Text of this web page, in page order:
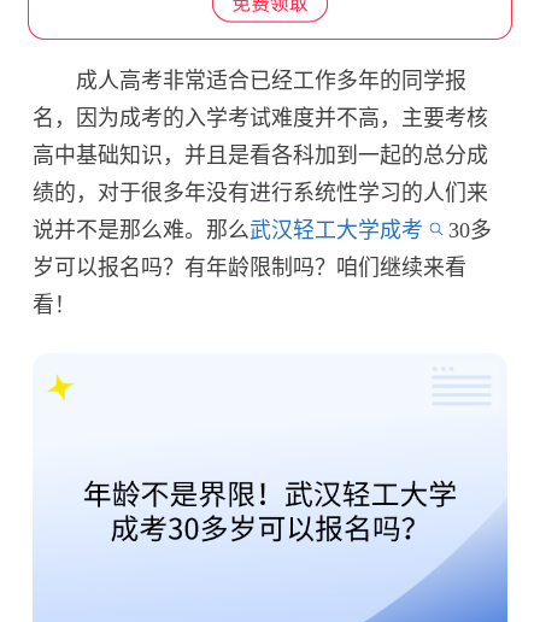
成人高考非常适合已经工作多年的同学报
名，因为成考的入学考试难度并不高，主要考核
高中基础知识，并且是看各科加到一起的总分成
绩的，对于很多年没有进行系统性学习的人们来
说并不是那么难。那么武汉轻工大学成考
30多
岁可以报名吗？有年龄限制吗？咱们继续来看
看！